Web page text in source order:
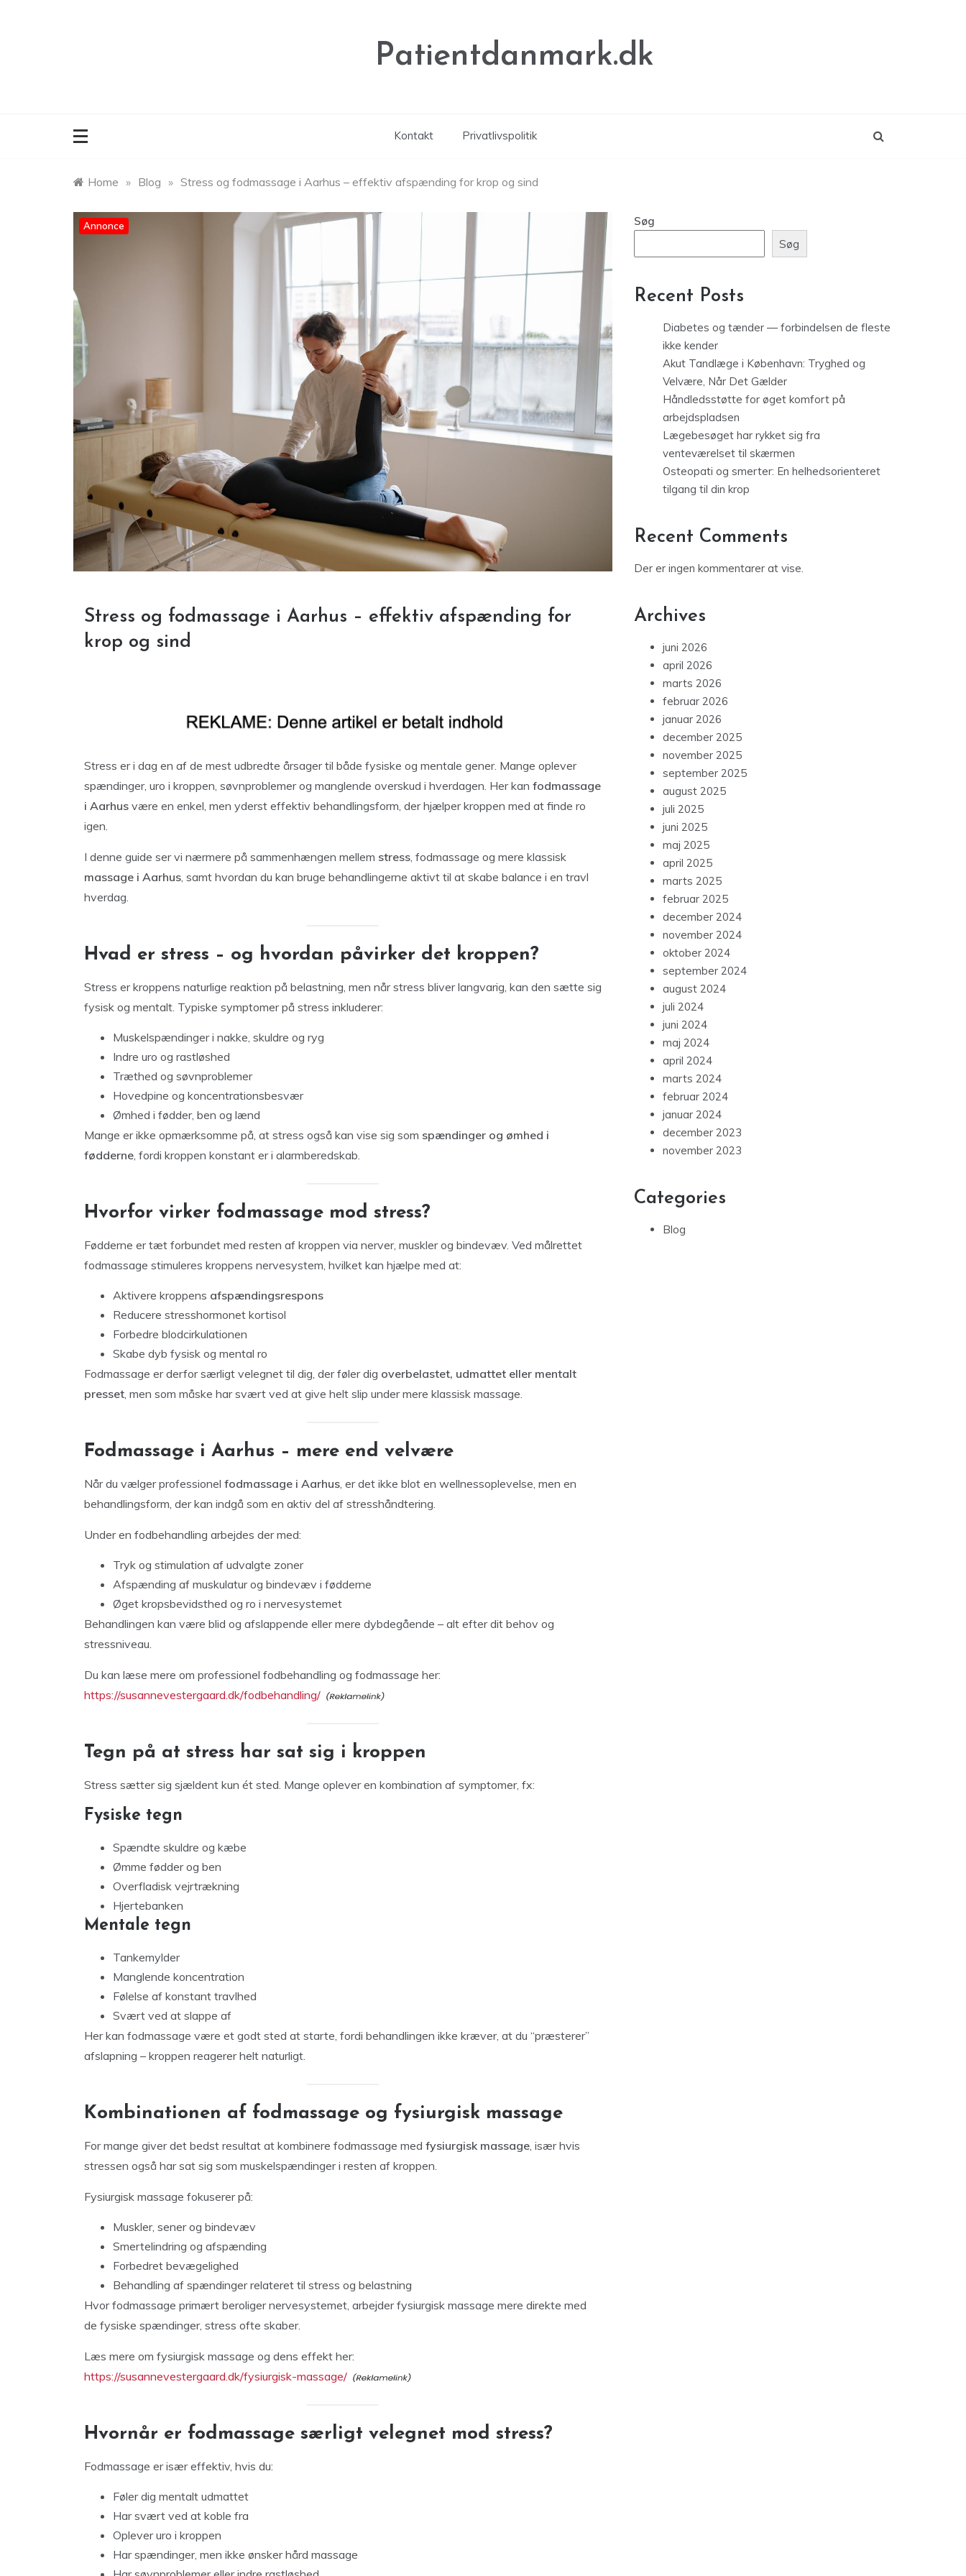
Patientdanmark.dk
Kontakt Privatlivspolitik
Home » Blog » Stress og fodmassage i Aarhus – effektiv afspænding for krop og sind
Annonce
Stress og fodmassage i Aarhus – effektiv afspænding for
krop og sind
Stress er i dag en af de mest udbredte årsager til både fysiske og mentale gener. Mange oplever
spændinger, uro i kroppen, søvnproblemer og manglende overskud i hverdagen. Her kan fodmassage
i Aarhus være en enkel, men yderst effektiv behandlingsform, der hjælper kroppen med at finde ro
igen.
I denne guide ser vi nærmere på sammenhængen mellem stress , fodmassage og mere klassisk
massage i Aarhus , samt hvordan du kan bruge behandlingerne aktivt til at skabe balance i en travl
hverdag.
Hvad er stress – og hvordan påvirker det kroppen?
Stress er kroppens naturlige reaktion på belastning, men når stress bliver langvarig, kan den sætte sig
fysisk og mentalt. Typiske symptomer på stress inkluderer:
Muskelspændinger i nakke, skuldre og ryg
Indre uro og rastløshed
Træthed og søvnproblemer
Hovedpine og koncentrationsbesvær
Ømhed i fødder, ben og lænd
Mange er ikke opmærksomme på, at stress også kan vise sig som spændinger og ømhed i
fødderne , fordi kroppen konstant er i alarmberedskab.
Hvorfor virker fodmassage mod stress?
Fødderne er tæt forbundet med resten af kroppen via nerver, muskler og bindevæv. Ved målrettet
fodmassage stimuleres kroppens nervesystem, hvilket kan hjælpe med at:
Aktivere kroppens afspændingsrespons
Reducere stresshormonet kortisol
Forbedre blodcirkulationen
Skabe dyb fysisk og mental ro
Fodmassage er derfor særligt velegnet til dig, der føler dig overbelastet, udmattet eller mentalt
presset , men som måske har svært ved at give helt slip under mere klassisk massage.
Fodmassage i Aarhus – mere end velvære
Når du vælger professionel fodmassage i Aarhus , er det ikke blot en wellnessoplevelse, men en
behandlingsform, der kan indgå som en aktiv del af stresshåndtering.
Under en fodbehandling arbejdes der med:
Tryk og stimulation af udvalgte zoner
Afspænding af muskulatur og bindevæv i fødderne
Øget kropsbevidsthed og ro i nervesystemet
Behandlingen kan være blid og afslappende eller mere dybdegående – alt efter dit behov og
stressniveau.
Du kan læse mere om professionel fodbehandling og fodmassage her:
https://susannevestergaard.dk/fodbehandling/
Tegn på at stress har sat sig i kroppen
Stress sætter sig sjældent kun ét sted. Mange oplever en kombination af symptomer, fx:
Fysiske tegn
Spændte skuldre og kæbe
Ømme fødder og ben
Overfladisk vejrtrækning
Hjertebanken
Mentale tegn
Tankemylder
Manglende koncentration
Følelse af konstant travlhed
Svært ved at slappe af
Her kan fodmassage være et godt sted at starte, fordi behandlingen ikke kræver, at du “præsterer”
afslapning – kroppen reagerer helt naturligt.
Kombinationen af fodmassage og fysiurgisk massage
For mange giver det bedst resultat at kombinere fodmassage med fysiurgisk massage , især hvis
stressen også har sat sig som muskelspændinger i resten af kroppen.
Fysiurgisk massage fokuserer på:
Muskler, sener og bindevæv
Smertelindring og afspænding
Forbedret bevægelighed
Behandling af spændinger relateret til stress og belastning
Hvor fodmassage primært beroliger nervesystemet, arbejder fysiurgisk massage mere direkte med
de fysiske spændinger, stress ofte skaber.
Læs mere om fysiurgisk massage og dens effekt her:
https://susannevestergaard.dk/fysiurgisk-massage/
Hvornår er fodmassage særligt velegnet mod stress?
Fodmassage er især effektiv, hvis du:
Føler dig mentalt udmattet
Har svært ved at koble fra
Oplever uro i kroppen
Har spændinger, men ikke ønsker hård massage
Søg
Søg
Recent Posts
Diabetes og tænder — forbindelsen de fleste
ikke kender
Akut Tandlæge i København: Tryghed og
Velvære, Når Det Gælder
Håndledsstøtte for øget komfort på
arbejdspladsen
Lægebesøget har rykket sig fra
venteværelset til skærmen
Osteopati og smerter: En helhedsorienteret
tilgang til din krop
Recent Comments
Der er ingen kommentarer at vise.
Archives
juni 2026
april 2026
marts 2026
februar 2026
januar 2026
december 2025
november 2025
september 2025
august 2025
juli 2025
juni 2025
maj 2025
april 2025
marts 2025
februar 2025
december 2024
november 2024
oktober 2024
september 2024
august 2024
juli 2024
juni 2024
maj 2024
april 2024
marts 2024
februar 2024
januar 2024
december 2023
november 2023
Categories
Blog